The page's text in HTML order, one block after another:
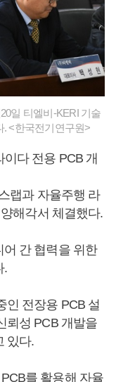
일 티엘비-KERI 기술
. <한국전기연구원>
다 전용 PCB 개
랩과 자율주행 라
해각서 체결했다.
간 협력을 위한
.
인 전장용 PCB 설
뢰성 PCB 개발을
있다.
를 활용해 자율